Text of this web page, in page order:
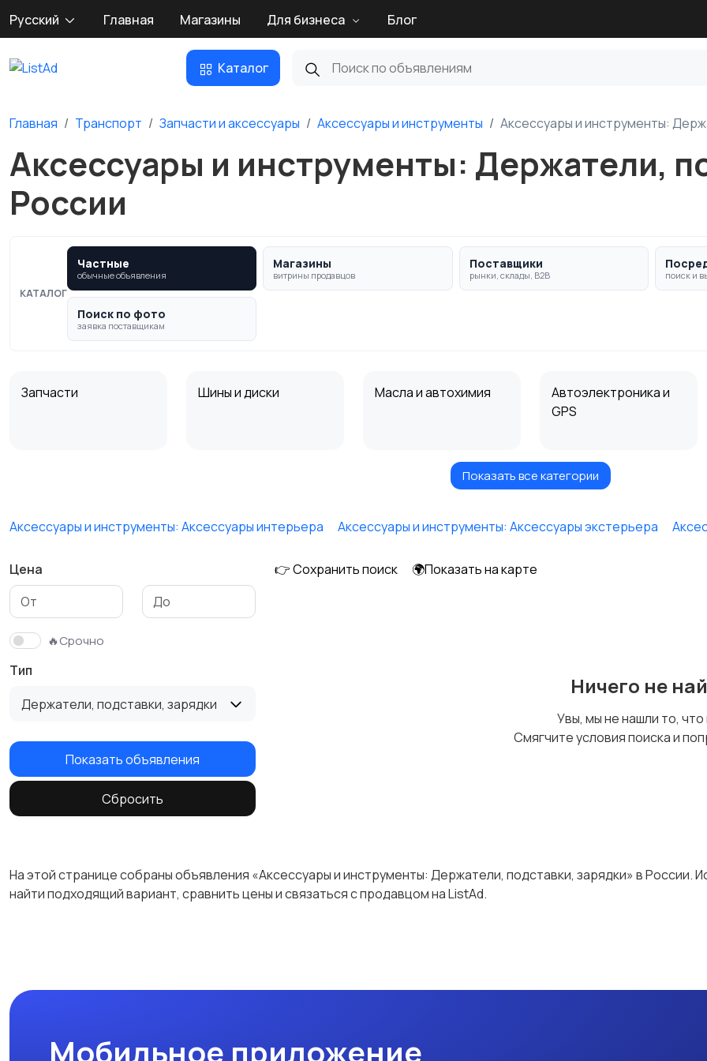
Русский Главная Магазины Для бизнеса Блог
Каталог
Главная Транспорт Запчасти и аксессуары Аксессуары и инструменты Аксессуары и инструменты:
Аксессуары и инструменты: Держатели,
России
КАТАЛОГ
Частные
обычные объявления
Магазины
витрины продавцов
Поставщики
рынки, склады, B2B поиск и
Поиск по фото
заявка поставщикам
Запчасти Шины и диски Масла и автохимия
Автоэлектроника и
GPS
Мотоэкипировка Другое
Показать все категории
Аксессуары и инструменты: Аксессуары интерьера Аксессуары и инструменты: Аксессуары экстерьера
Цена
🔥Срочно
Тип
Держатели, подставки, зарядки
Показать объявления
Сбросить
👉 Сохранить поиск 🌍Показать на карте
Ничего не
Увы, мы не нашли то, что
Смягчите условия поиска и
На этой странице собраны объявления «Аксессуары и инструменты: Держатели, подставки, зарядки» в России.
найти подходящий вариант, сравнить цены и связаться с продавцом на ListAd.
Мобильное приложение